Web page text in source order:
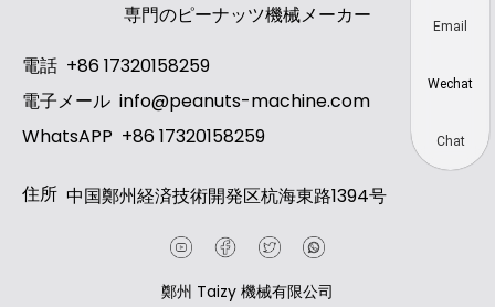
専門のピーナッツ機械メーカー
電話 +86 17320158259
電子メール info@peanuts-machine.com
WhatsAPP +86 17320158259
住所 中国鄭州経済技術開発区杭海東路1394号
鄭州 Taizy 機械有限公司
Email
Wechat
Chat